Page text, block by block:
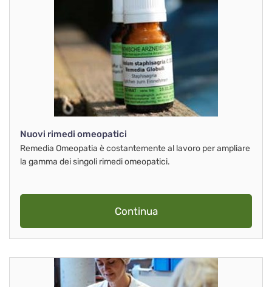
Nuovi rimedi omeopatici
Remedia Omeopatia è costantemente al lavoro per ampliare
la gamma dei singoli rimedi omeopatici.
Continua